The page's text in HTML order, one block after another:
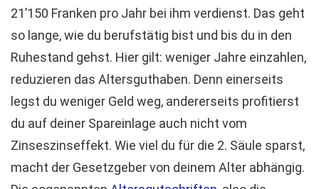
21’150 Franken pro Jahr bei ihm verdienst. Das geht
so lange, wie du berufstätig bist und bis du in den
Ruhestand gehst. Hier gilt: weniger Jahre einzahlen,
reduzieren das Altersguthaben. Denn einerseits
legst du weniger Geld weg, andererseits profitierst
du auf deiner Spareinlage auch nicht vom
Zinseszinseffekt. Wie viel du für die 2. Säule sparst,
macht der Gesetzgeber von deinem Alter abhängig.